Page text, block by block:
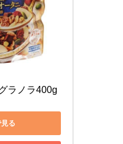
ラノラ400g
る